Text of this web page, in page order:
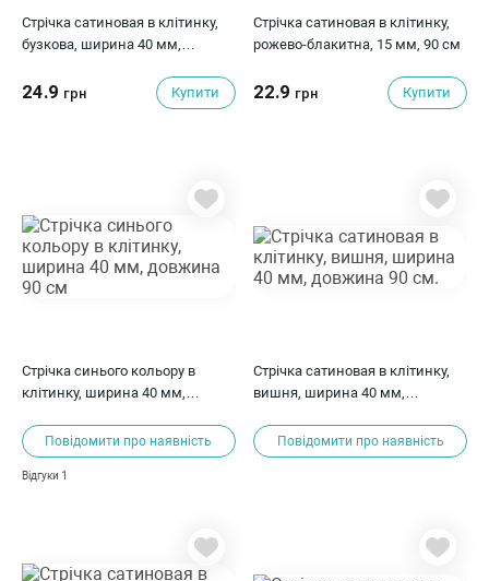
Стрічка сатиновая в клітинку,
бузкова, ширина 40 мм,
24.9 грн Купити
Стрічка сатиновая в клітинку,
рожево-блакитна, 15 мм, 90 см
22.9 грн Купити
Стрічка синього кольору в
клітинку, ширина 40 мм,
Повідомити про наявність
Відгуки 1
Стрічка сатиновая в клітинку,
вишня, ширина 40 мм,
Повідомити про наявність